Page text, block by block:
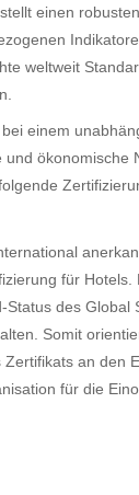
einen
weltweit
einem
und ökonomische
für
Status des Global
Somit
Zertifikats an den
für die